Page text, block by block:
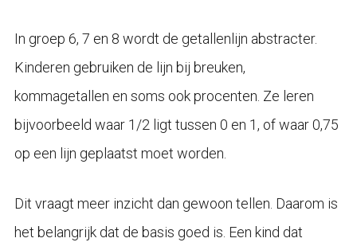
In groep 6, 7 en 8 wordt de getallenlijn abstracter.
Kinderen gebruiken de lijn bij breuken,
kommagetallen en soms ook procenten. Ze leren
bijvoorbeeld waar 1/2 ligt tussen 0 en 1, of waar 0,75
op een lijn geplaatst moet worden.
Dit vraagt meer inzicht dan gewoon tellen. Daarom is
het belangrijk dat de basis goed is. Een kind dat